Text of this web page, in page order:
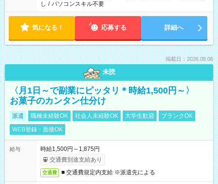
し / パソコンスキル不要
気になる！ 応募する 詳細へ
掲載日：2026.08.06
未読
〈月1日～で副業にピッタリ＊時給1,500円～〉
お菓子のカンタン仕分け
派遣 職種未経験OK 社会人未経験OK 大学生歓迎
ブランクOK
WEB登録・面接OK
給与
時給1,500円～1,875円
交通費別途支給あり
交通費 ■ 交通費規定内支給 ※派遣先による